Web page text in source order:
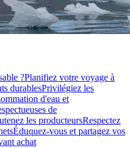
?Planifiez votre voyage à
durablesPrivilégiez les
d'eau et
de
les producteursRespectez
Éduquez-vous et partagez vos
achat